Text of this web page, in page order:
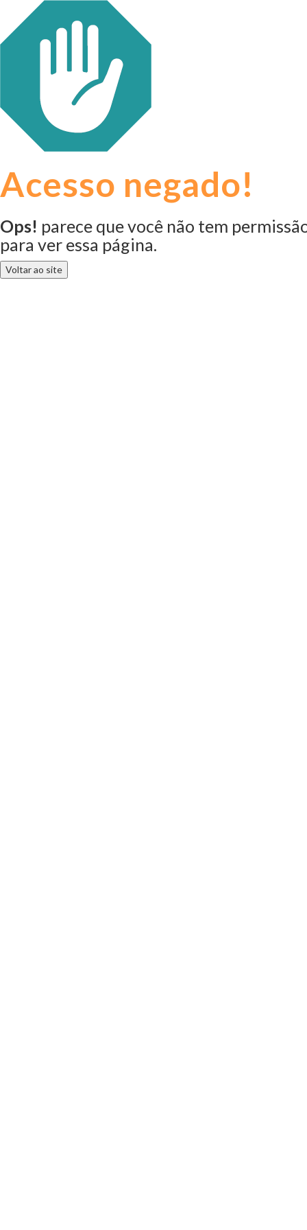
Acesso negado!
Ops! parece que você não tem
para ver essa página.
Voltar ao site